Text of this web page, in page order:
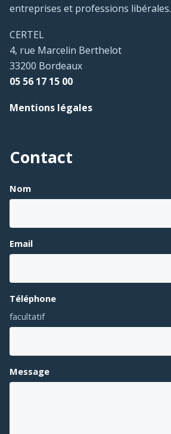
entreprises et professions libérales.
CERTEL
4, rue Marcelin Berthelot
33200 Bordeaux
05 56 17 15 00
Mentions légales
Contact
Nom
Email
Téléphone
facultatif
Message